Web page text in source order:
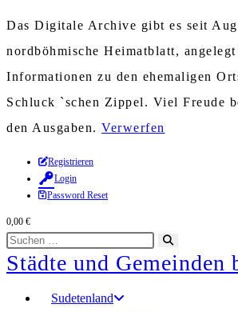
Das Digitale Archive gibt es seit
nordböhmische Heimatblatt,
Informationen zu den ehemaligen
Schluck `schen Zippel. Viel Freude
den Ausgaben. Verwerfen
Zum
Inhalt
springen
Registrieren
Login
Password Reset
0,00 €
Diese
Website
durchsuchen
starten
Städte und Gemeinden
Sudetenland